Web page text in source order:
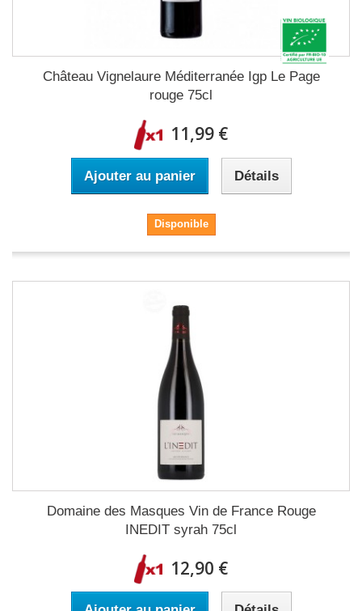
Château Vignelaure Méditerranée Igp Le Page
rouge 75cl
11,99 €
Ajouter au panier Détails
Disponible
Domaine des Masques Vin de France Rouge
INEDIT syrah 75cl
12,90 €